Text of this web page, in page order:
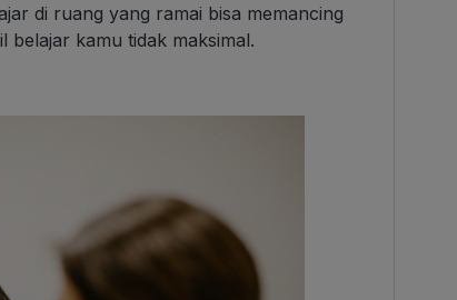
di ruang yang ramai bisa memancing
belajar kamu tidak maksimal.